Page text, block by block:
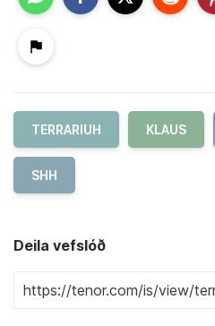
TERRARIUH KLAUS
SHH
Deila vefslóð